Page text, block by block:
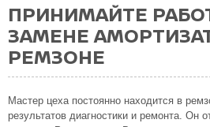
ПРИНИМАЙТЕ
ЗАМЕНЕ
РЕМЗОНЕ
Мастер цеха постоянно находится в
результатов диагностики и ремонта. Он